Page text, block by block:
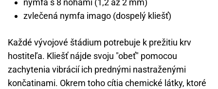
nymfa s 8 nohami (1,2 až 2 mm)
zvlečená nymfa imago (dospelý kliešť)
Každé vývojové štádium potrebuje k prežitiu krv
hostiteľa. Kliešť nájde svoju "obeť" pomocou
zachytenia vibrácií ich prednými nastraženými
končatinami. Okrem toho cítia chemické látky, ktoré